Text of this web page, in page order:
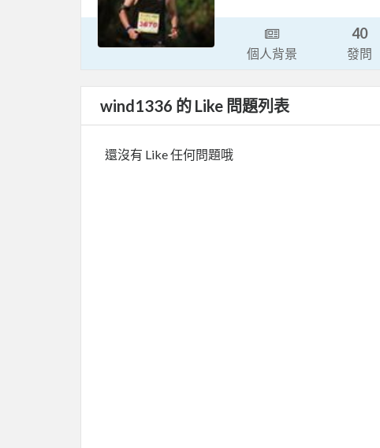
個人背景
40
發問
wind1336 的 Like 問題列表
還沒有 Like 任何問題哦